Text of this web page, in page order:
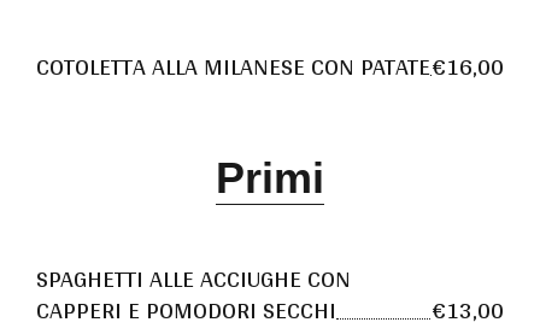
COTOLETTA ALLA MILANESE CON PATATE€16,00
Primi
SPAGHETTI ALLE ACCIUGHE CON
CAPPERI E POMODORI SECCHI €13,00